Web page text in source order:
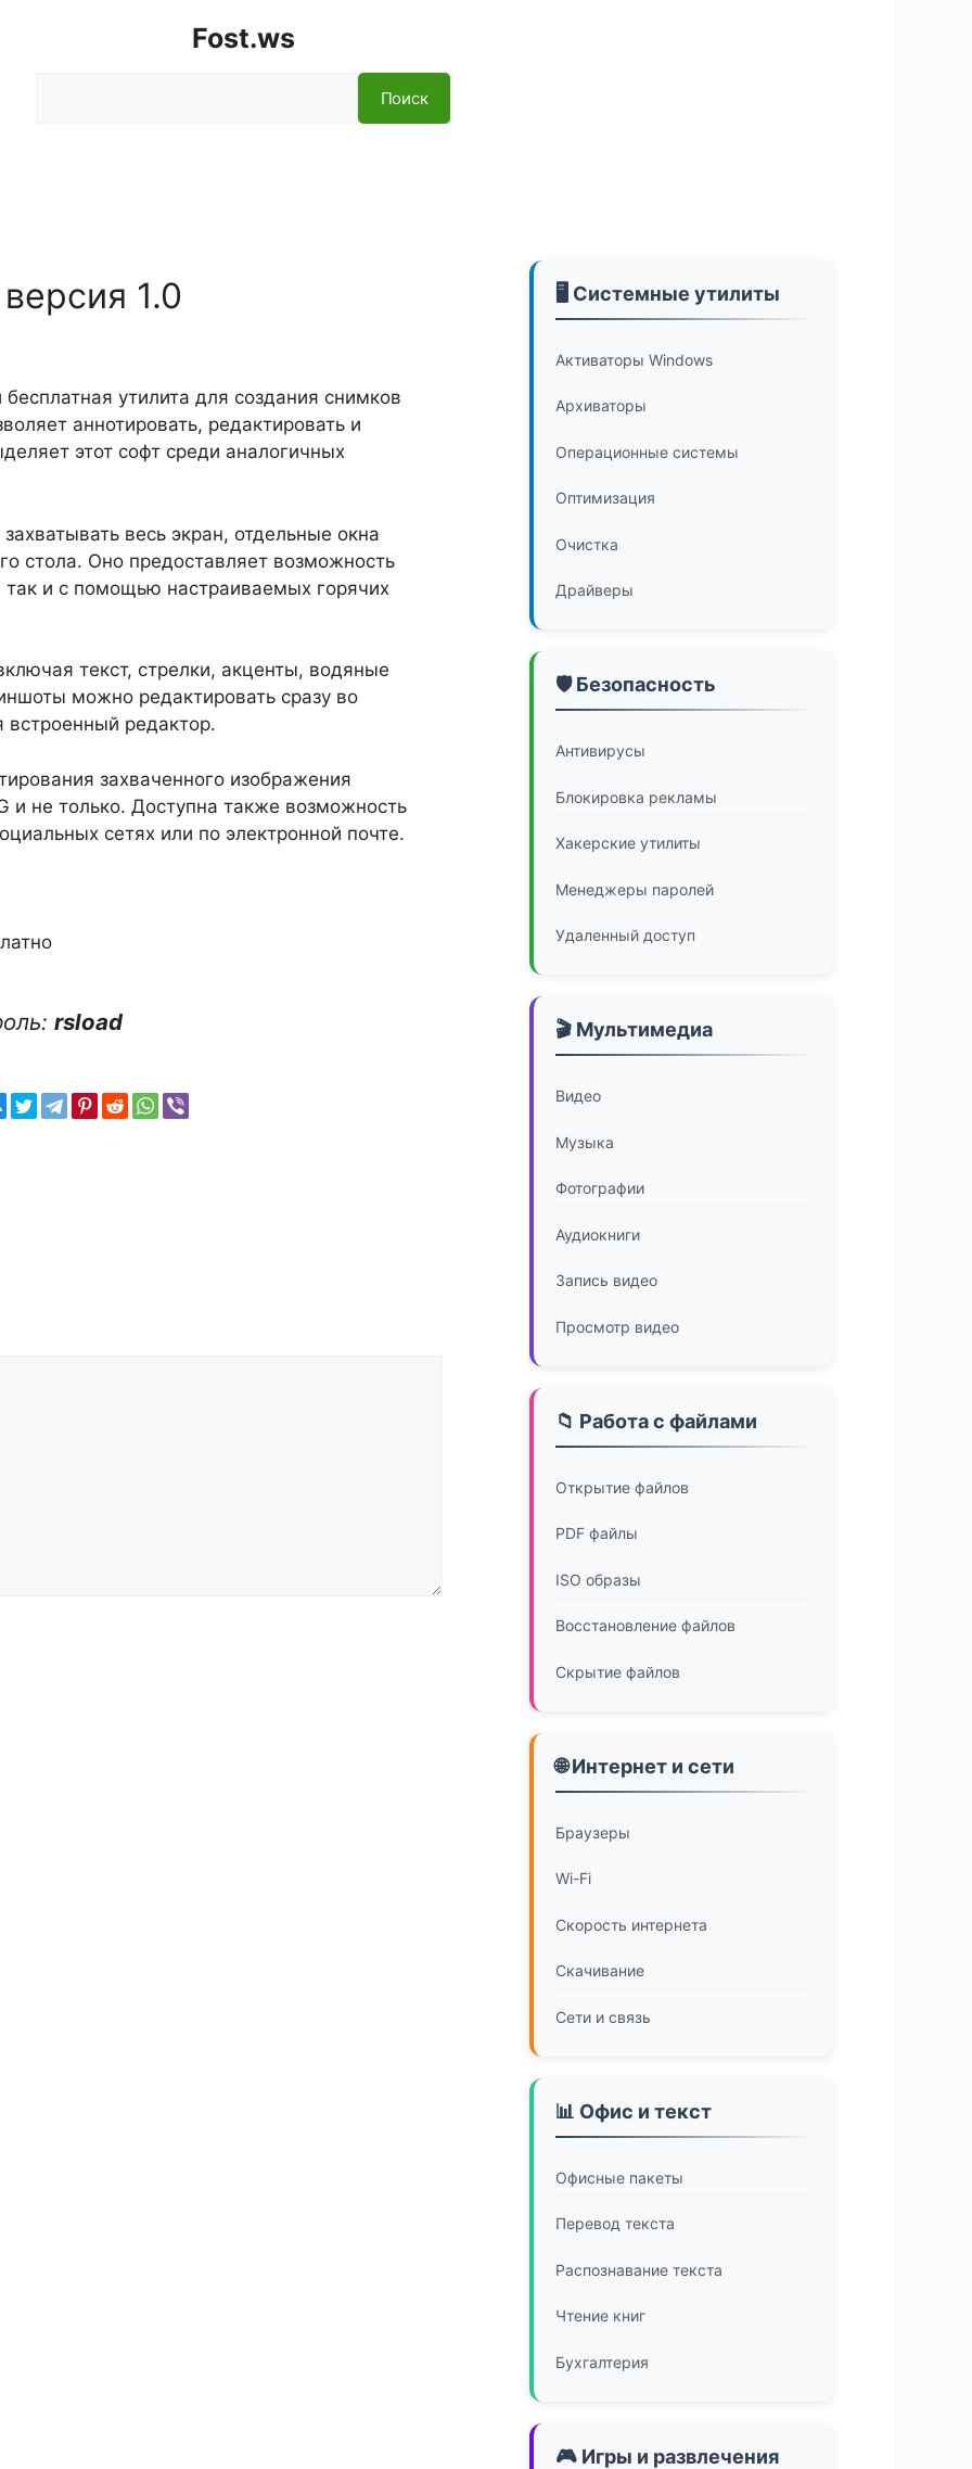
Fost.ws
Поиск
1.0
утилита для создания снимков
аннотировать, редактировать и
этот софт среди аналогичных
весь экран, отдельные окна
стола. Оно предоставляет возможность
так и с помощью настраиваемых горячих
текст, стрелки, акценты, водяные
можно редактировать сразу во
встроенный редактор.
захваченного изображения
и не только. Доступна также возможность
сетях или по электронной почте.
rsload
🖥️ Системные утилиты
Активаторы Windows
Архиваторы
Операционные системы
Оптимизация
Очистка
Драйверы
🛡️ Безопасность
Антивирусы
Блокировка рекламы
Хакерские утилиты
Менеджеры паролей
Удаленный доступ
🎬 Мультимедиа
Видео
Музыка
Фотографии
Аудиокниги
Запись видео
Просмотр видео
📁 Работа с файлами
Открытие файлов
PDF файлы
ISO образы
Восстановление файлов
Скрытие файлов
🌐 Интернет и сети
Браузеры
Wi-Fi
Скорость интернета
Скачивание
Сети и связь
📊 Офис и текст
Офисные пакеты
Перевод текста
Распознавание текста
Чтение книг
Бухгалтерия
🎮 Игры и развлечения